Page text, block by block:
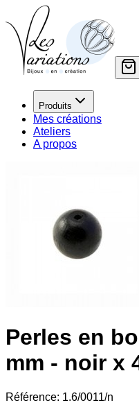
Produits
Mes créations
Ateliers
A propos
Perles en
mm - noir x
Référence: 1.6/0011/n